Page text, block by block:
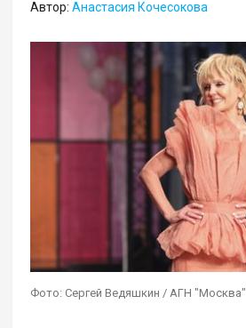
Автор:Анастасия Кочесокова
Фото: Сергей Ведяшкин / АГН "Москва"